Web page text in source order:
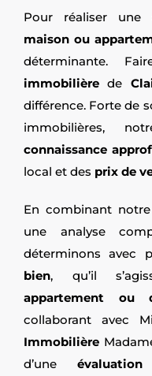
Pour réaliser une
maison ou
déterminante.
immobilièrede
différence. Forte de
immobilières,
connaissance
local et des prix de
En combinant
une analyse
déterminons avec
bien, qu’il
appartement ou
collaborant avec
Immobilière
d’une